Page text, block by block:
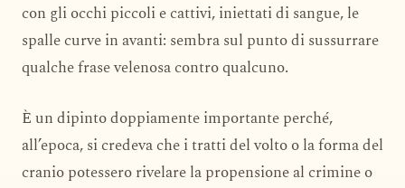
con gli occhi piccoli e cattivi, iniettati di sangue, le
spalle curve in avanti: sembra sul punto di sussurrare
qualche frase velenosa contro qualcuno.
È un dipinto doppiamente importante perché,
all’epoca, si credeva che i tratti del volto o la forma del
cranio potessero rivelare la propensione al crimine o